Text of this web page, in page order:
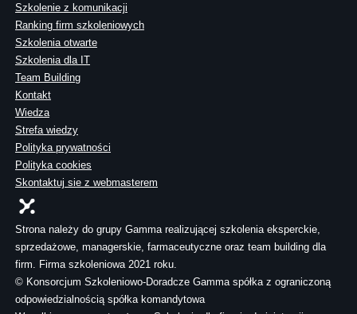
Szkolenie z komunikacji
Ranking firm szkoleniowych
Szkolenia otwarte
Szkolenia dla IT
Team Building
Kontakt
Wiedza
Strefa wiedzy
Polityka prywatności
Polityka cookies
Skontaktuj sie z webmasterem
Strona należy do grupy Gamma realizującej szkolenia eksperckie,
sprzedażowe, managerskie, farmaceutyczne oraz team building dla
firm. Firma szkoleniowa 2021 roku.
© Konsorcjum Szkoleniowo-Doradcze Gamma spółka z ograniczoną
odpowiedzialnością spółka komandytowa